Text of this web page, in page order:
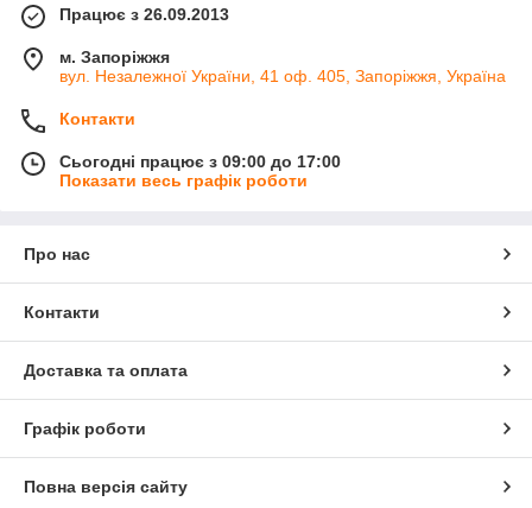
Працює з 26.09.2013
м. Запоріжжя
вул. Незалежної України, 41 оф. 405, Запоріжжя, Україна
Контакти
Сьогодні працює з 09:00 до 17:00
Показати весь графік роботи
Про нас
Контакти
Доставка та оплата
Графік роботи
Повна версія сайту